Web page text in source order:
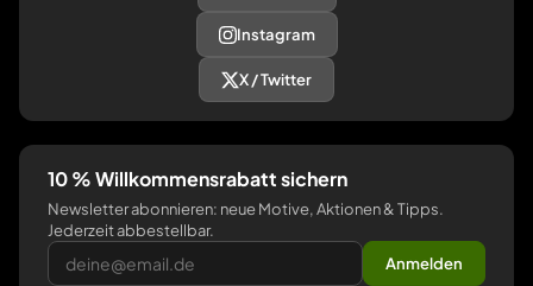
Instagram
X / Twitter
10 % Willkommensrabatt sichern
Newsletter abonnieren: neue Motive, Aktionen & Tipps.
Jederzeit abbestellbar.
Anmelden